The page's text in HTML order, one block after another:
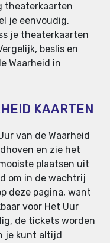
theaterkaarten
je eenvoudig,
je theaterkaarten
beslis en
Waarheid in
KAARTEN
van de Waarheid
en zie het
plaatsen uit
om in de wachtrij
deze pagina, want
voor Het Uur
de tickets worden
je kunt altijd